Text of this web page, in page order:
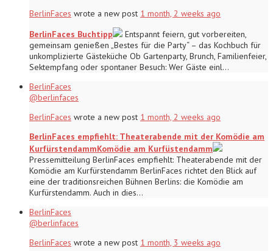
BerlinFaces wrote a new post 1 month, 2 weeks ago
BerlinFaces Buchtipp
Entspannt feiern, gut vorbereiten,
gemeinsam genießen „Bestes für die Party“ – das Kochbuch für
unkomplizierte Gästeküche Ob Gartenparty, Brunch, Familienfeier,
Sektempfang oder spontaner Besuch: Wer Gäste einl…
BerlinFaces
@berlinfaces
BerlinFaces wrote a new post 1 month, 2 weeks ago
BerlinFaces empfiehlt: Theaterabende mit der Komödie am
KurfürstendammKomödie am Kurfüstendamm
Pressemitteilung BerlinFaces empfiehlt: Theaterabende mit der
Komödie am Kurfürstendamm BerlinFaces richtet den Blick auf
eine der traditionsreichen Bühnen Berlins: die Komödie am
Kurfürstendamm. Auch in dies…
BerlinFaces
@berlinfaces
BerlinFaces wrote a new post 1 month, 3 weeks ago